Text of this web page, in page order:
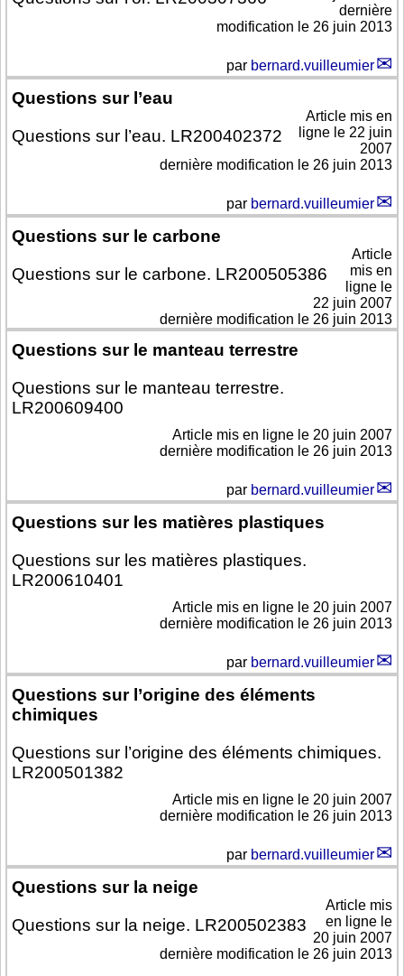
dernière
modification le 26 juin 2013
par bernard.vuilleumier
Questions sur l’eau
Questions sur l’eau. LR200402372
Article mis en
ligne le 22 juin
2007
dernière modification le 26 juin 2013
par bernard.vuilleumier
Questions sur le carbone
Questions sur le carbone. LR200505386
Article
mis en
ligne le
22 juin 2007
dernière modification le 26 juin 2013
Questions sur le manteau terrestre
Questions sur le manteau terrestre.
LR200609400
Article mis en ligne le 20 juin 2007
dernière modification le 26 juin 2013
par bernard.vuilleumier
Questions sur les matières plastiques
Questions sur les matières plastiques.
LR200610401
Article mis en ligne le 20 juin 2007
dernière modification le 26 juin 2013
par bernard.vuilleumier
Questions sur l’origine des éléments
chimiques
Questions sur l’origine des éléments chimiques.
LR200501382
Article mis en ligne le 20 juin 2007
dernière modification le 26 juin 2013
par bernard.vuilleumier
Questions sur la neige
Questions sur la neige. LR200502383
Article mis
en ligne le
20 juin 2007
dernière modification le 26 juin 2013